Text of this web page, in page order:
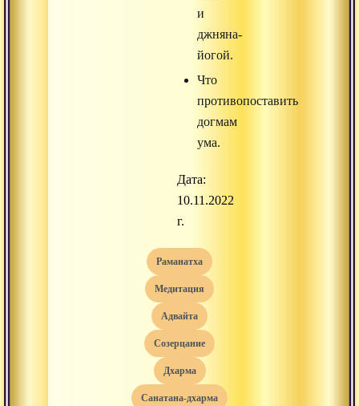
и
джняна-
йогой.
Что
противопоставить
догмам
ума.
Дата:
10.11.2022
г.
раманатха
медитация
адвайта
созерцание
дхарма
санатана-дхарма